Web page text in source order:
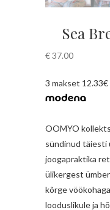
Sea
€37.00
3 makset
OOMYO
sündinud täiesti
joogapraktika
ülikergest
kõrge
looduslikule ja